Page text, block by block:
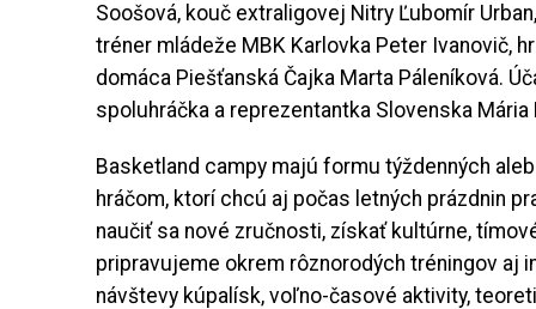
Soošová, kouč extraligovej Nitry Ľubomír
tréner mládeže MBK Karlovka Peter Ivanovič,
domáca Piešťanská Čajka Marta Páleníková.
spoluhráčka a reprezentantka Slovenska Mária
Basketland campy majú formu týždenných
hráčom, ktorí chcú aj počas letných prázdnin
naučiť sa nové zručnosti, získať kultúrne,
pripravujeme okrem rôznorodých tréningov aj
návštevy kúpalísk, voľno-časové aktivity,